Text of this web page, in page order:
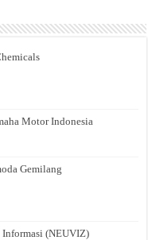
Motor Indonesia
Gemilang
Informasi (NEUVIZ)